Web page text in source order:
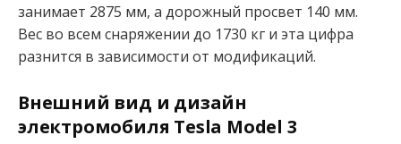
занимает 2875 мм, а дорожный просвет 140 мм.
Вес во всем снаряжении до 1730 кг и эта цифра
разнится в зависимости от модификаций.
Внешний вид и дизайн
электромобиля Tesla Model 3